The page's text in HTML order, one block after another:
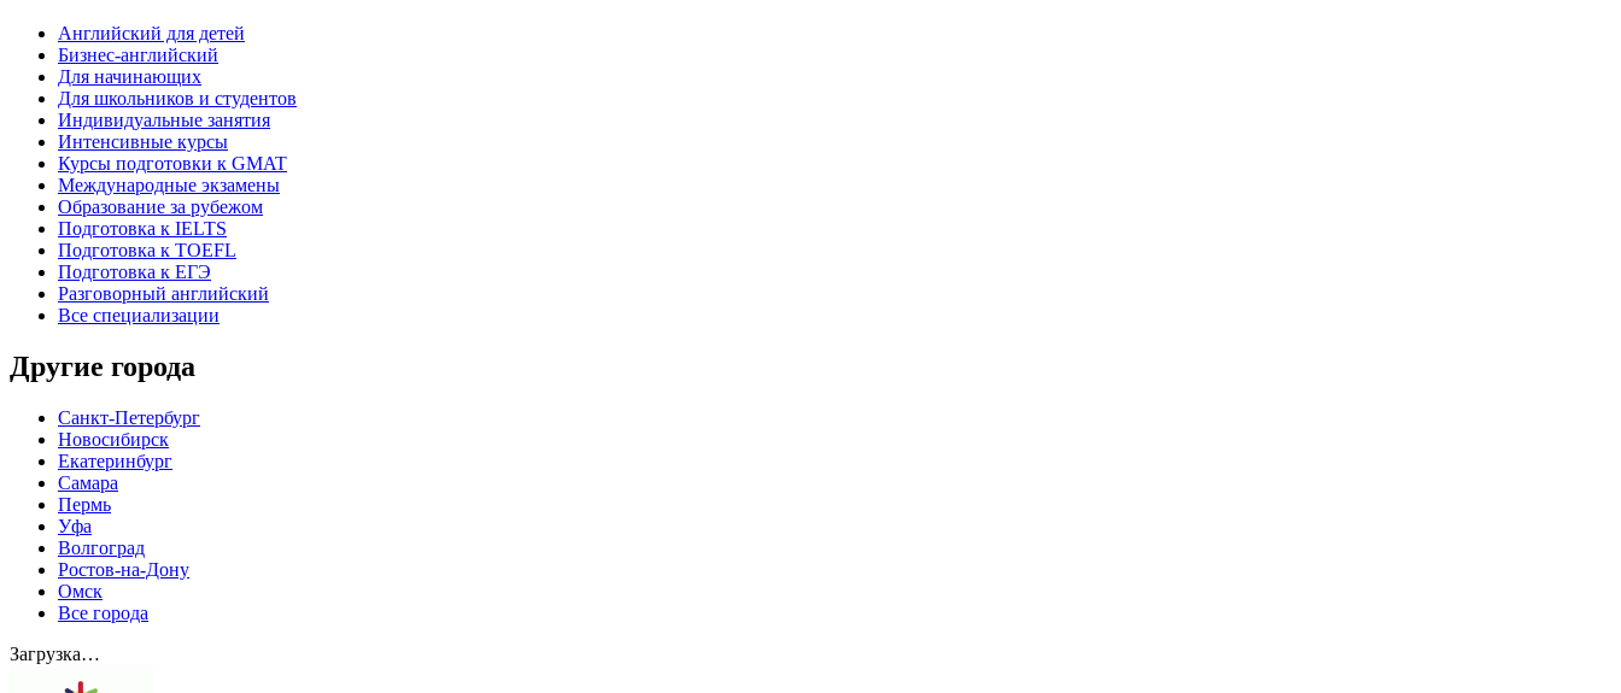
Английский для детей
Бизнес-английский
Для начинающих
Для школьников и студентов
Индивидуальные занятия
Интенсивные курсы
Курсы подготовки к GMAT
Международные экзамены
Образование за рубежом
Подготовка к IELTS
Подготовка к TOEFL
Подготовка к ЕГЭ
Разговорный английский
Все специализации
Другие города
Санкт-Петербург
Новосибирск
Екатеринбург
Самара
Пермь
Уфа
Волгоград
Ростов-на-Дону
Омск
Все города
Загрузка…